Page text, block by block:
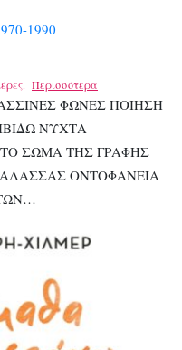
1990
Περισσότερα
ΦΩΝΕΣ ΠΟΙΗΣΗ
ΝΥΧΤΑ
ΣΩΜΑ ΤΗΣ ΓΡΑΦΗΣ
ΟΝΤΟΦΑΝΕΙΑ